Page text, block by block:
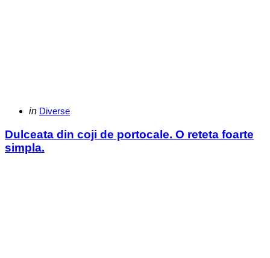
Categories
Posted
in Diverse
Dulceata din coji de portocale. O reteta foarte
simpla.